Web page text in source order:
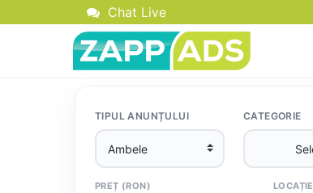
Chat Live
TIPUL ANUNȚULUI CATEGORIE
PREȚ (RON) LOCAȚIE